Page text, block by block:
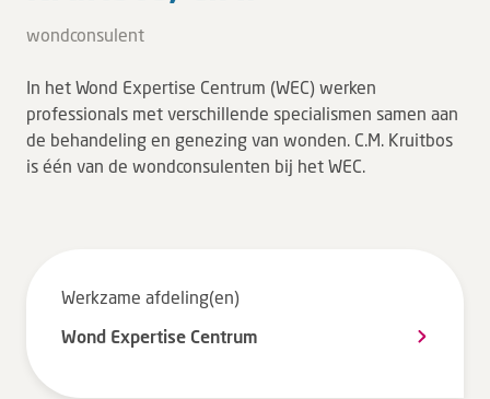
Tarieven en vergoeding
Uw gegevens
Wachttijden
Over ons
wondconsulent
In het Wond Expertise Centrum (WEC) werken
professionals met verschillende specialismen samen aan
de behandeling en genezing van wonden. C.M. Kruitbos
is één van de wondconsulenten bij het WEC.
Werkzame afdeling(en)
Wond Expertise Centrum